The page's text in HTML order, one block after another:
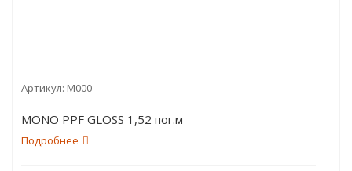
Артикул: M000
MONO PPF GLOSS 1,52 пог.м
Подробнее